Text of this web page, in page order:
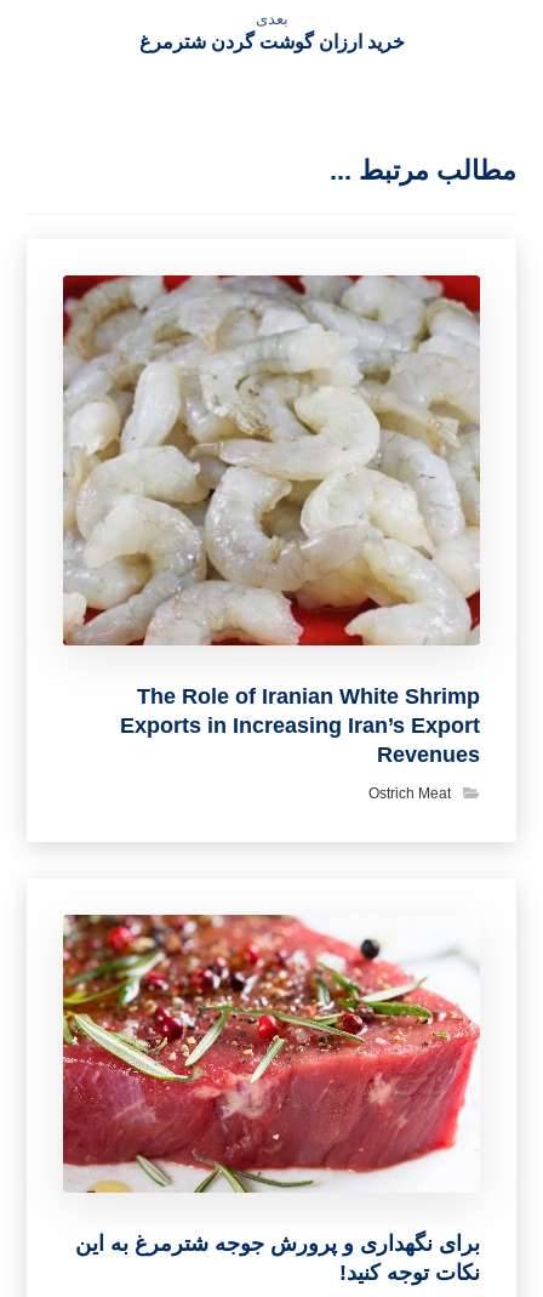
بعدی
خرید ارزان گوشت گردن شترمرغ
مطالب مرتبط ...
The Role of Iranian White Shrimp
Exports in Increasing Iran’s Export
Revenues
Ostrich Meat
برای نگهداری و پرورش جوجه شترمرغ به این
نکات توجه کنید!